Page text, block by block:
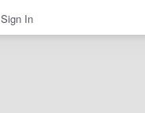
Sign In